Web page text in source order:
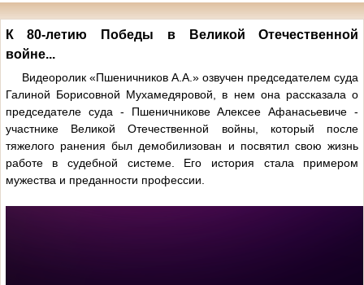
К 80-летию Победы в Великой Отечественной
войне...
Видеоролик «Пшеничников А.А.» озвучен председателем суда
Галиной Борисовной Мухамедяровой, в нем она рассказала о
председателе суда - Пшеничникове Алекcее Афанасьевиче -
участнике Великой Отечественной войны, который после
тяжелого ранения был демобилизован и посвятил свою жизнь
работе в судебной системе. Его история стала примером
мужества и преданности профессии.